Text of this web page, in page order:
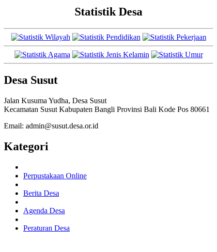
Statistik Desa
Desa Susut
Jalan Kusuma Yudha, Desa Susut
Kecamatan Susut Kabupaten Bangli Provinsi Bali Kode Pos 80661
Email: admin@susut.desa.or.id
Kategori
Perpustakaan Online
Berita Desa
Agenda Desa
Peraturan Desa